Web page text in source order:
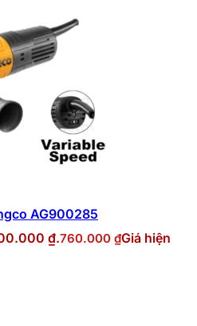
AG900285
₫.760.000 ₫Giá hiện